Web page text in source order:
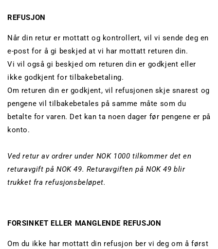
REFUSJON
Når din retur er mottatt og kontrollert, vil vi sende deg en
e-post for å gi beskjed at vi har mottatt returen din.
Vi vil også gi beskjed om returen din er godkjent eller
ikke godkjent for tilbakebetaling.
Om returen din er godkjent, vil refusjonen skje snarest og
pengene vil tilbakebetales på samme måte som du
betalte for varen. Det kan ta noen dager før pengene er på
konto.
Ved retur av ordrer under NOK 1000 tilkommer det en
returavgift på NOK 49. Returavgiften på NOK 49 blir
trukket fra refusjonsbeløpet.
FORSINKET ELLER MANGLENDE REFUSJON
Om du ikke har mottatt din refusjon ber vi deg om å først